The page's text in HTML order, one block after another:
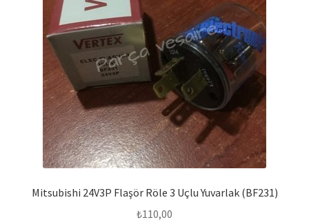
Mitsubishi 24V3P Flaşör Röle 3 Uçlu Yuvarlak (BF231)
₺110,00